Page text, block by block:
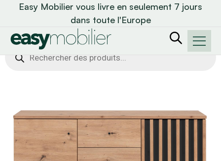
Easy Mobilier vous livre en seulement 7 jours
dans toute l'Europe
Recherche
de